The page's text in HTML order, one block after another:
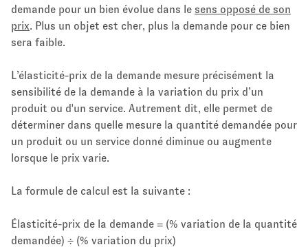
demande pour un bien évolue dans le sens opposé de son
prix. Plus un objet est cher, plus la demande pour ce bien
sera faible.
L’élasticité-prix de la demande mesure précisément la
sensibilité de la demande à la variation du prix d’un
produit ou d'un service. Autrement dit, elle permet de
déterminer dans quelle mesure la quantité demandée pour
un produit ou un service donné diminue ou augmente
lorsque le prix varie.
La formule de calcul est la suivante :
Élasticité-prix de la demande = (% variation de la quantité
demandée) ÷ (% variation du prix)